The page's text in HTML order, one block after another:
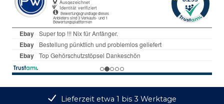
Lieferzeit etwa 1 bis 3 Werktage